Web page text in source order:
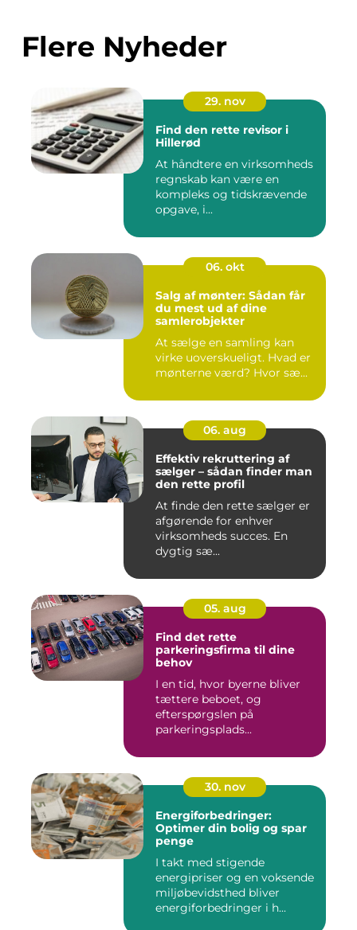
Flere Nyheder
29. nov
Find den rette revisor i
Hillerød
At håndtere en virksomheds
regnskab kan være en
kompleks og tidskrævende
opgave, i...
06. okt
Salg af mønter: Sådan får
du mest ud af dine
samlerobjekter
At sælge en samling kan
virke uoverskueligt. Hvad er
mønterne værd? Hvor sæ...
06. aug
Effektiv rekruttering af
sælger – sådan finder man
den rette profil
At finde den rette sælger er
afgørende for enhver
virksomheds succes. En
dygtig sæ...
05. aug
Find det rette
parkeringsfirma til dine
behov
I en tid, hvor byerne bliver
tættere beboet, og
efterspørgslen på
parkeringsplads...
30. nov
Energiforbedringer:
Optimer din bolig og spar
penge
I takt med stigende
energipriser og en voksende
miljøbevidsthed bliver
energiforbedringer i h...